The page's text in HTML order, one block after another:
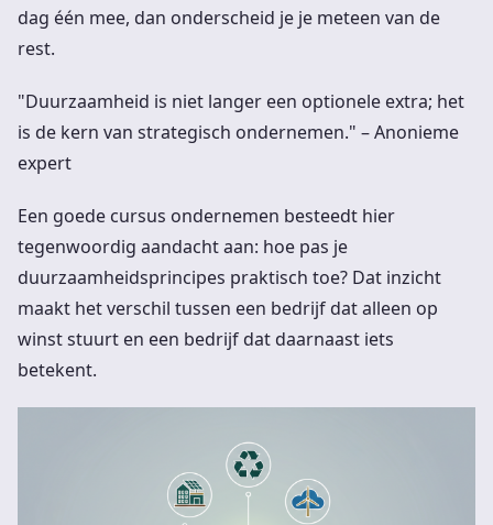
dag één mee, dan onderscheid je je meteen van de
rest.
"Duurzaamheid is niet langer een optionele extra; het
is de kern van strategisch ondernemen." – Anonieme
expert
Een goede cursus ondernemen besteedt hier
tegenwoordig aandacht aan: hoe pas je
duurzaamheidsprincipes praktisch toe? Dat inzicht
maakt het verschil tussen een bedrijf dat alleen op
winst stuurt en een bedrijf dat daarnaast iets
betekent.